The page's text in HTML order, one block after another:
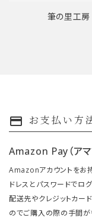
筆の里工房
payment お支払い方
Amazon Pay（アマ
Amazonアカウントをお
ドレスとパスワードでロ
配送先やクレジットカー
のでご購入の際の手間が